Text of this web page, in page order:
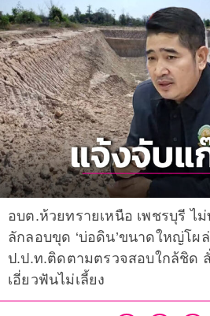
อบต.ห้วยทรายเหนือ เพชรบุรี ไ
ลักลอบขุด ‘บ่อดิน’ขนาดใหญ่โผ
ป.ป.ท.ติดตามตรวจสอบใกล้ชิด
เอี่ยวฟันไม่เลี้ยง